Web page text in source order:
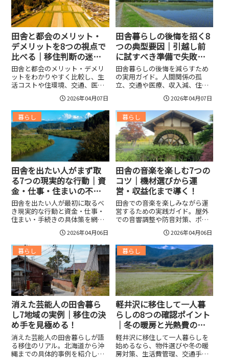
プのチェックリスト付きで安心
して次の一歩を決められるよう
に構成。
ックリスト、費用の目安や連絡
文の例文付きで初めての人も安
心
田舎と都会のメリット・
デメリットを8つの視点で
比べる｜移住判断の迷い
を消す基準を提示！
田舎と都会のメリット・デメリ
ットをわかりやすく比較し、生
活コストや住環境、交通、医
療、教育、子育て、仕事、自然
といった重要ポイントを整理。
都会の利便性や田舎の自然、子
育てや老後の向き不向きまで、
ケース別の比較と移住チェック
リストで判断を後押しします。
2026年04月07日
田舎暮らしの後悔を招く8
つの典型要因｜引越し前
に試すべき準備で失敗を
避けよう！
田舎暮らしの後悔を減らすため
の実用ガイド。人間関係の孤
立、交通や医療、収入減、住
居・光熱の落とし穴を具体例で
解説し、移住前のお試しや生活
費試算、補助金活用、近隣関係
づくり、退出策まで実践的に示
す。住まい選びのチェックポイ
ントや暖房・通信対策、医療機
関リサーチ、仕事・副業の見つ
け方、税制優遇や空き家補修補
助の活用法まで、後悔しない移
住を目指す全方位の実践アドバ
イスを収録。
2026年04月07日
暮らし
田舎を出たい人がまず取
る7つの現実的な行動｜資
金・仕事・住まいの不安
を減らして着実に移住を
成功させる！
田舎を出たい人が最初に取るべ
き現実的な行動と資金・仕事・
住まい・手続きの具体策を網
羅。現金確保や生活費試算、短
期移住での検証、助成金や費用
節約法、求人サイトと転職エー
ジェントの使い分け、オンライ
ン内見や契約チェック、退職タ
イミング調整まで、実行しやす
いチェックリスト付きで案内。
失敗リスクを減らす短期プラン
例も収録。
2026年04月06日
暮らし
田舎の音楽を楽しむ7つの
コツ｜機材選びから運
営・収益化まで導く！
田舎での音楽を楽しみながら運
営するための実践ガイド。屋外
での音響調整や防音対策、ポー
タブルスピーカーやバッテリー
パックなど機材選び、許可申請
や音量管理、地域連携、収益化
の具体策と5つの即実行項目をわ
かりやすく紹介。
2026年04月06日
暮らし
消えた芸能人の田舎暮ら
し7地域の実例｜移住の決
め手を見極める！
消えた芸能人の田舎暮らしが語
る移住のリアル。北海道から沖
縄までの具体的事例を紹介し、
暮らし
軽井沢に移住して一人暮
らしの8つの確認ポイント
｜冬の暖房と光熱費の不
安を一気に解消！
軽井沢に移住して一人暮らしを
始めるなら、物件選びや冬の暖
房対策、生活費管理、交通手